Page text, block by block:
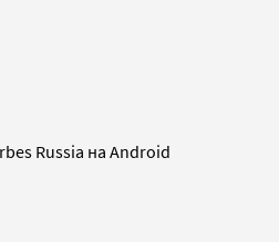
Russia на Android